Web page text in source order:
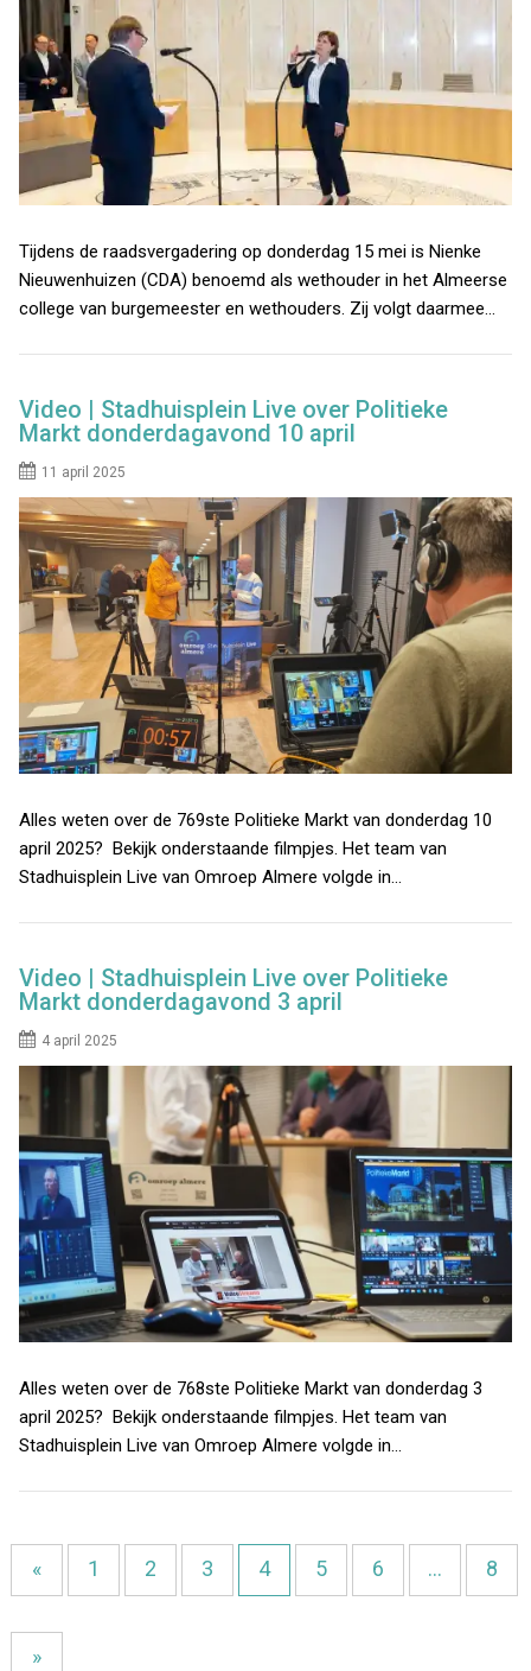
Tijdens de raadsvergadering op donderdag 15 mei is Nienke
Nieuwenhuizen (CDA) benoemd als wethouder in het Almeerse
college van burgemeester en wethouders. Zij volgt daarmee…
Video | Stadhuisplein Live over Politieke
Markt donderdagavond 10 april
11 april 2025
Alles weten over de 769ste Politieke Markt van donderdag 10
april 2025? Bekijk onderstaande filmpjes. Het team van
Stadhuisplein Live van Omroep Almere volgde in…
Video | Stadhuisplein Live over Politieke
Markt donderdagavond 3 april
4 april 2025
Alles weten over de 768ste Politieke Markt van donderdag 3
april 2025? Bekijk onderstaande filmpjes. Het team van
Stadhuisplein Live van Omroep Almere volgde in…
« 1 2 3 4 5 6 … 8
»